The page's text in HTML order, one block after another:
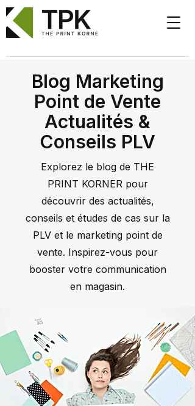
Blog Marketing
Point de Vente
Actualités &
Conseils PLV
Explorez le blog de THE
PRINT KORNER pour
découvrir des actualités,
conseils et études de cas sur la
PLV et le marketing point de
vente. Inspirez-vous pour
booster votre communication
en magasin.